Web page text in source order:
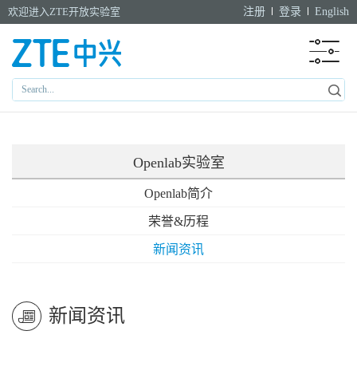
欢迎进入ZTE开放实验室 注册 登录 English
Openlab实验室
Openlab简介
荣誉&历程
新闻资讯
新闻资讯